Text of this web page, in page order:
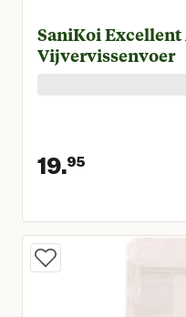
SaniKoi
Vijvervissenvoer
19.95
Huidige